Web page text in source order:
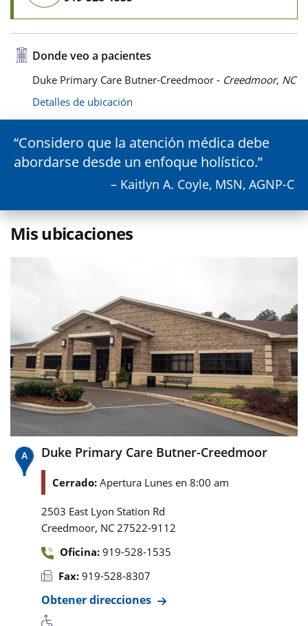
Donde veo a pacientes
Duke Primary Care Butner-Creedmoor - Creedmoor, NC
Detalles de ubicación
Considero que la atención médica debe
abordarse desde un enfoque holístico.
– Kaitlyn A. Coyle, MSN, AGNP-C
Mis ubicaciones
Duke Primary Care Butner-Creedmoor
Cerrado: Apertura Lunes en 8:00 am
2503 East Lyon Station Rd
Creedmoor, NC 27522-9112
Oficina: 919-528-1535
Fax: 919-528-8307
Obtener direcciones